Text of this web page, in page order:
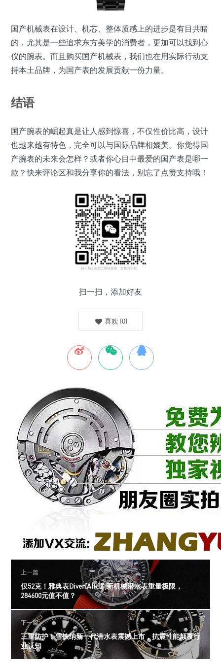
国产机械表在设计、机芯、整体质感上的进步是有目共睹
的，尤其是一些追求东方美学的消费者，更加可以找到心
仪的腕表。而且购买国产机械表，我们也在用实际行动支
持本土品牌，为国产表的发展贡献一份力量。
结语
国产腕表的崛起真是让人感到惊喜，不仅性价比高，设计
也越来越有特色，完全可以与国际品牌相媲美。你觉得国
产腕表的未来会怎样？或者你心目中最爱的国产表是哪一
款？快来评论区和我分享你的看法，别忘了点赞支持哦！
扫一扫，添加好友
喜欢 (0)
上一篇
仅52克！雅典表Diver[AIR]刷新机械潜水表重量极限，
284600元值不值？
下一篇
三重防护！雪铁纳新一代潜水表震撼上市，抗震性能颠覆行
业认知